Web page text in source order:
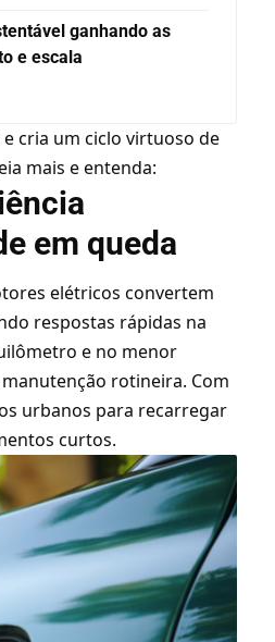
ganhando as
e escala
e cria um ciclo virtuoso de
mais e entenda:
em queda
elétricos convertem
respostas rápidas na
e no menor
rotineira. Com
urbanos para recarregar
curtos.